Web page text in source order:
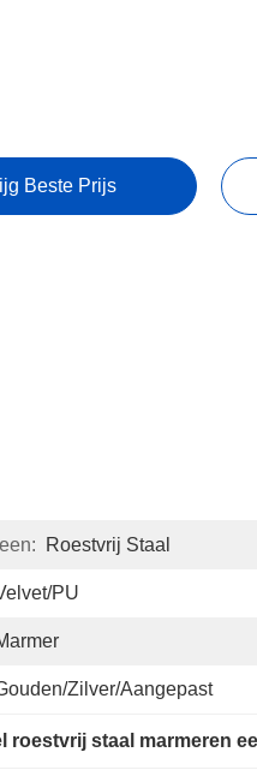
Beste Prijs
Roestvrij Staal
PU
Zilver/aangepast
roestvrij staal marmeren